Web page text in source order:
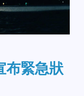
布緊急狀